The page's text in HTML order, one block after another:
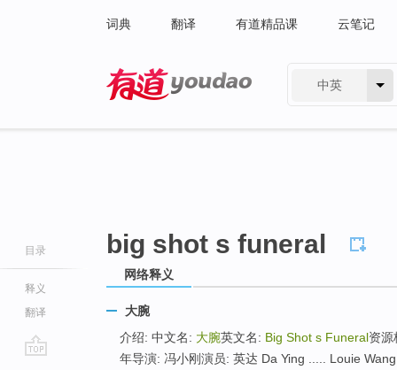
词典 翻译 有道精品课 云笔记
中英
目录
释义
翻译
big shot s funeral
网络释义
大腕
介绍: 中文名: 大腕英文名: Big Shot s Funeral资源
年导演: 冯小刚演员: 英达 Da Ying ..... Louie